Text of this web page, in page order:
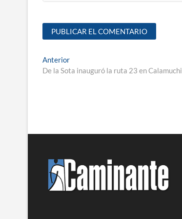
Anterior
De la Sota inauguró la ruta 23 en